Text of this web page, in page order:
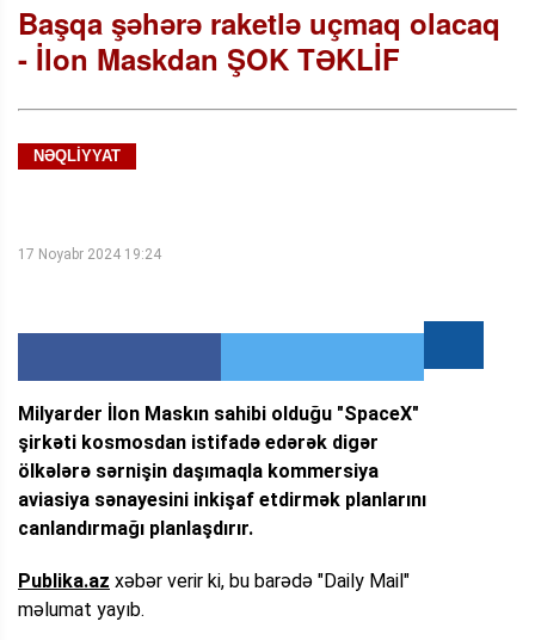
Başqa şəhərə raketlə uçmaq olacaq
- İlon Maskdan ŞOK TƏKLİF
NƏQLİYYAT
17 Noyabr 2024 19:24
Milyarder İlon Maskın sahibi olduğu "SpaceX"
şirkəti kosmosdan istifadə edərək digər
ölkələrə sərnişin daşımaqla kommersiya
aviasiya sənayesini inkişaf etdirmək planlarını
canlandırmağı planlaşdırır.
Publika.az xəbər verir ki, bu barədə "Daily Mail"
məlumat yayıb.